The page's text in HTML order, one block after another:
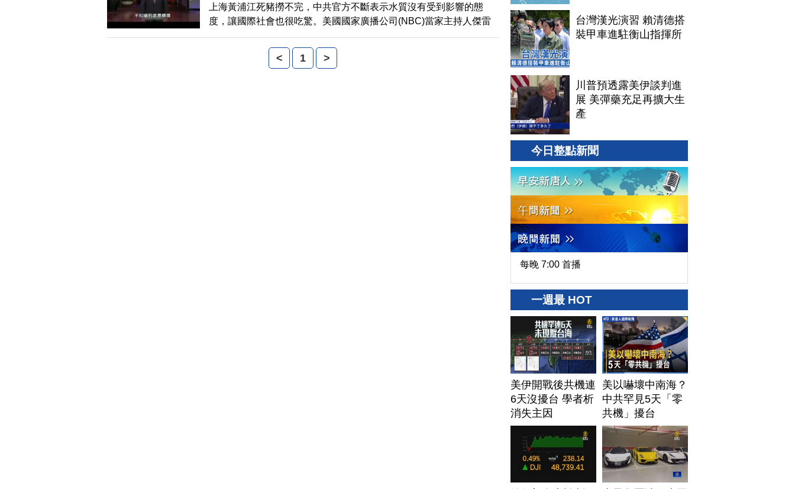
上海黃浦江死豬撈不完，中共官方不斷表示水質沒有受到影響的態
度，讓國際社會也很吃驚。美國國家廣播公司(NBC)當家主持人傑雷
諾，在同時段全美收視第一的脫口秀節目「今夜秀」中，就關注到了
< 1 >
台灣漢光演習 賴清德搭
裝甲車進駐衡山指揮所
川普預透露美伊談判進
展 美彈藥充足再擴大生
產
今日整點新聞
每晚 7:00 首播
一週最 HOT
美伊開戰後共機連
6天沒擾台 學者析
消失主因
美以嚇壞中南海？
中共罕見5天「零
共機」擾台